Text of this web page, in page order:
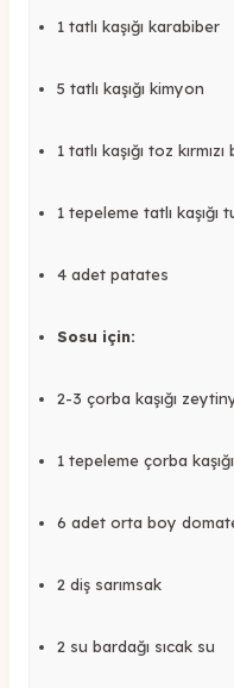
1 tatlı kaşığı karabiber
5 tatlı kaşığı kimyon
1 tatlı kaşığı toz
1 tepeleme tatlı kaşığı
4 adet patates
Sosu için:
2-3 çorba kaşığı
1 tepeleme çorba
6 adet orta boy
2 diş sarımsak
2 su bardağı sıcak su